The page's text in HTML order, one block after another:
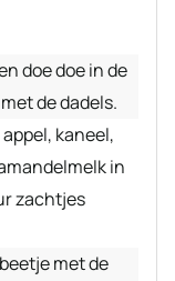
doe doe in de
de dadels.
kaneel,
in
zachtjes
met de